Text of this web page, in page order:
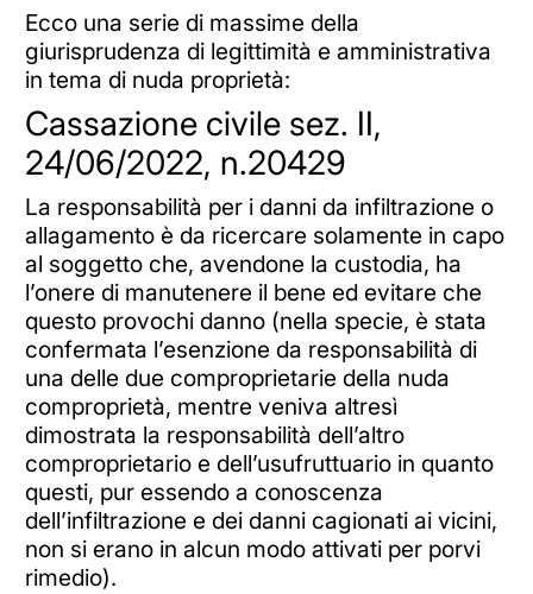
Ecco una serie di massime della
giurisprudenza di legittimità e amministrativa
in tema di nuda proprietà:
Cassazione civile sez. II,
24/06/2022, n.20429
La responsabilità per i danni da infiltrazione o
allagamento è da ricercare solamente in capo
al soggetto che, avendone la custodia, ha
l’onere di manutenere il bene ed evitare che
questo provochi danno (nella specie, è stata
confermata l’esenzione da responsabilità di
una delle due comproprietarie della nuda
comproprietà, mentre veniva altresì
dimostrata la responsabilità dell’altro
comproprietario e dell’usufruttuario in quanto
questi, pur essendo a conoscenza
dell’infiltrazione e dei danni cagionati ai vicini,
non si erano in alcun modo attivati per porvi
rimedio).